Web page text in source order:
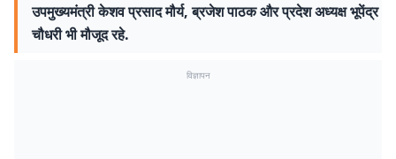
उपमुख्यमंत्री केशव प्रसाद मौर्य, ब्रजेश पाठक और प्रदेश अध्यक्ष भूपेंद्र
चौधरी भी मौजूद रहे.
विज्ञापन